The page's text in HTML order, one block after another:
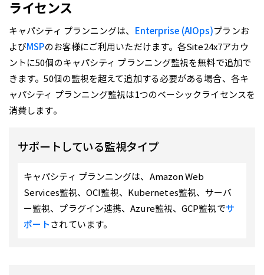
ライセンス
キャパシティ プランニングは、 Enterprise (AIOps)プランお
よびMSPのお客様にご利用いただけます。各Site24x7アカウ
ントに50個のキャパシティ プランニング監視を無料で追加で
きます。50個の監視を超えて追加する必要がある場合、各キ
ャパシティ プランニング監視は1つのベーシックライセンスを
消費します。
サポートしている監視タイプ
キャパシティ プランニングは、Amazon Web
Services監視、OCI監視、Kubernetes監視、サーバ
ー監視、プラグイン連携、Azure監視、GCP監視でサ
ポートされています。